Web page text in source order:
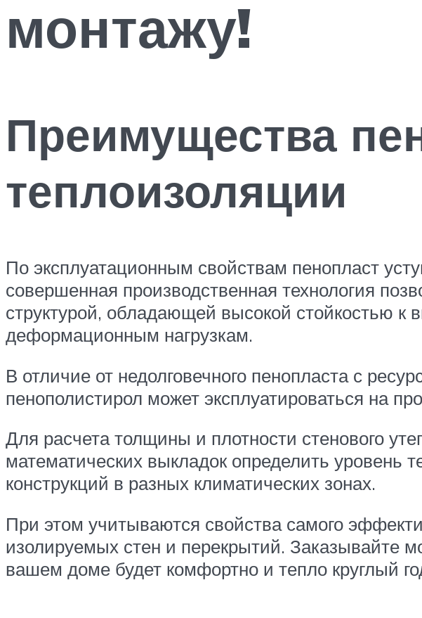
монтажу!
Преимущества
теплоизоляции
По эксплуатационным свойствам пенопласт
совершенная производственная технология
структурой, обладающей высокой стойкостью
деформационным нагрузкам.
В отличие от недолговечного пенопласта с
пенополистирол может эксплуатироваться на
Для расчета толщины и плотности стенового
математических выкладок определить уровень
конструкций в разных климатических зонах.
При этом учитываются свойства самого
изолируемых стен и перекрытий. Заказывайте
вашем доме будет комфортно и тепло круглый